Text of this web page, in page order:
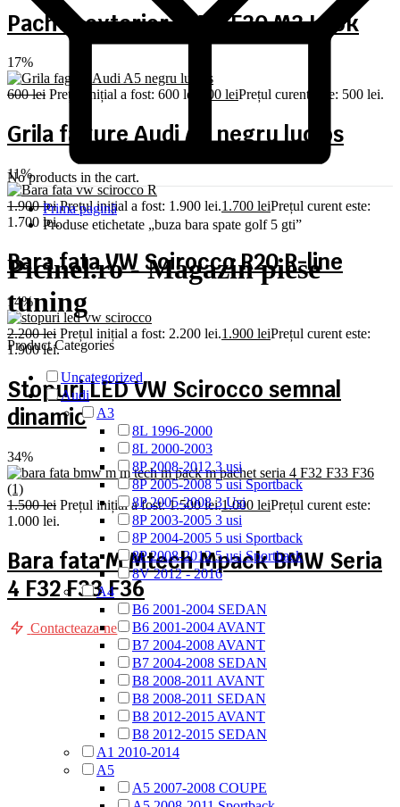
Pachet exterior BMW F30 M3 Look
17%
600lei Prețul inițial a fost: 600 lei. 500 leiPrețul curent este: 500 lei.
Grila fagure Audi A5 negru lucios
11%
1.900lei Prețul inițial a fost: 1.900 lei.1.700 leiPrețul curent este:
1.700 lei.
Bara fata VW Scirocco R20 R-line
14%
2.200lei Prețul inițial a fost: 2.200 lei.1.900 leiPrețul curent este:
1.900 lei.
Stopuri LED VW Scirocco semnal
dinamic
34%
1.500lei Prețul inițial a fost: 1.500 lei.1.000 leiPrețul curent este:
1.000 lei.
Bara fata M Mtech Mpack BMW Seria
4 F32 F33 F36
Contacteaza-ne
No products in the cart.
Prima pagină
Produse etichetate „buza bara spate golf 5 gti”
Picinel.ro - Magazin piese
tuning
Product Categories
Uncategorized
Audi
A3
8L 1996-2000
8L 2000-2003
8P 2008-2012 3 usi
8P 2005-2008 5 usi Sportback
8P 2005-2008 3 Usi
8P 2003-2005 3 usi
8P 2004-2005 5 usi Sportback
8P 2008-2012 5 usi Sportback
8V 2012 - 2016
A4
B6 2001-2004 SEDAN
B6 2001-2004 AVANT
B7 2004-2008 AVANT
B7 2004-2008 SEDAN
B8 2008-2011 AVANT
B8 2008-2011 SEDAN
B8 2012-2015 AVANT
B8 2012-2015 SEDAN
A1 2010-2014
A5
A5 2007-2008 COUPE